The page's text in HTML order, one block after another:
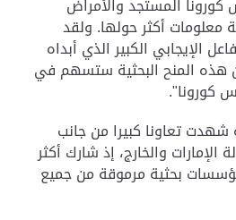
المستجد والأمراض
معلومات أكثر حولها. ولقد
الإيجابي الكبير الذي أبداه
هذه المنح البحثية ستسهم في
كورونا".
شهدت تعاونا كبيرا من جانب
الإمارات والخارج، إذ شارك أكثر
مؤسسات بحثية مرموقة من جميع